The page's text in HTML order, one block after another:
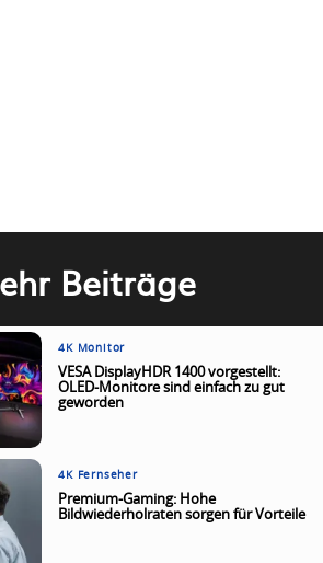
Beiträge
4K Monitor
VESA DisplayHDR 1400 vorgestellt:
OLED-Monitore sind einfach zu gut
geworden
4K Fernseher
Premium-Gaming: Hohe
Bildwiederholraten sorgen für Vorteile